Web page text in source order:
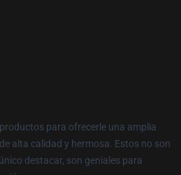
para ofrecerle una amplia
alta calidad y hermosa. Estos no son
destacar, son geniales para